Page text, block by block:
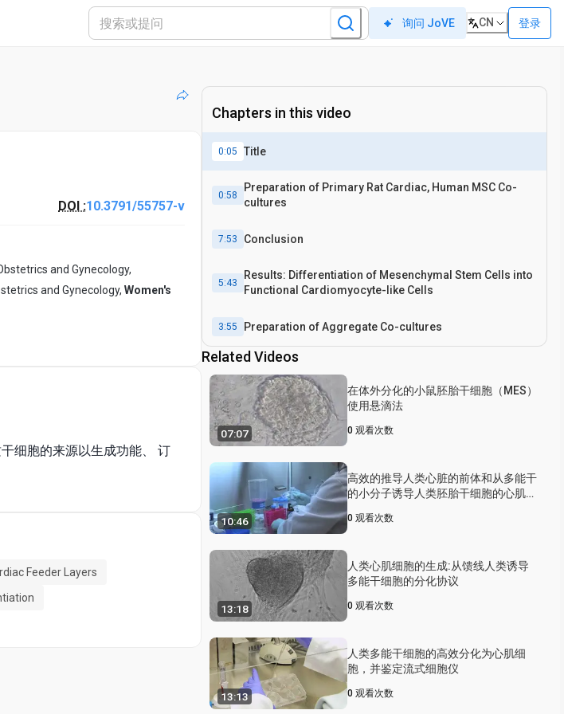
询问 JoVE CN 登录
DOI :10.3791/55757-v
and Gynecology,
and Gynecology, Women's
细胞的来源以生成功能、 订
Feeder Layers
Chapters in this video
0:05 Title
0:58
Preparation of Primary Rat Cardiac, Human MSC Co-
cultures
7:53 Conclusion
5:43
Results: Differentiation of Mesenchymal Stem Cells into
Functional Cardiomyocyte-like Cells
3:55 Preparation of Aggregate Co-cultures
Related Videos
07:07
在体外分化的小鼠胚胎干细胞（MES）
使用悬滴法
0 观看次数
10:46
高效的推导人类心脏的前体和从多能干
的小分子诱导人类胚胎干细胞的心肌细
0 观看次数
13:18
人类心肌细胞的生成:从馈线人类诱导
多能干细胞的分化协议
0 观看次数
13:13
人类多能干细胞的高效分化为心肌细
胞，并鉴定流式细胞仪
0 观看次数